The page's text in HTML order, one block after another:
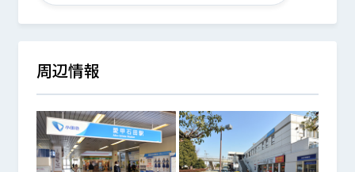
周辺情報